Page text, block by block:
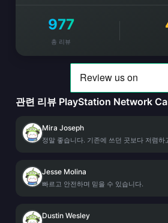
977
총 리뷰
관련 리뷰 PlayStation Network
Mira Joseph
정말 좋습니다. 기존에 쓰던 곳보다 저렴하
Jesse Molina
빠르고 안전하며 믿을 수 있습니다.
Dustin Wesley